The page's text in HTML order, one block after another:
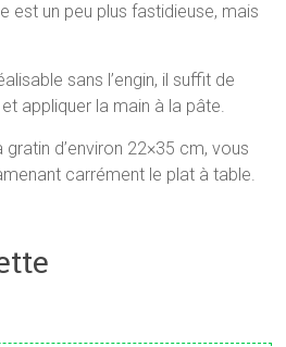
est un peu plus fastidieuse, mais
sans l’engin, il suffit de
appliquer la main à la pâte.
d’environ 22×35 cm, vous
carrément le plat à table.